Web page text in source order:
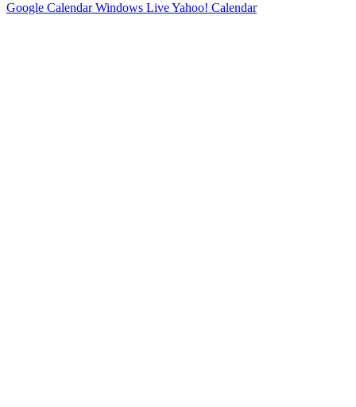
Google CalendarWindows LiveYahoo! Calendar